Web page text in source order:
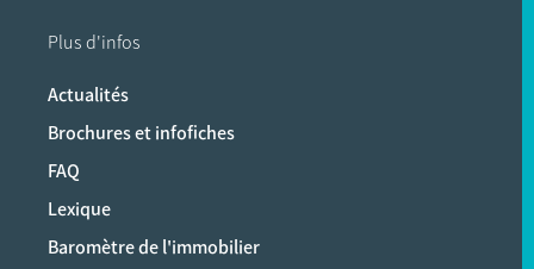
Plus d'infos
Actualités
Brochures et infofiches
FAQ
Lexique
Baromètre de l'immobilier